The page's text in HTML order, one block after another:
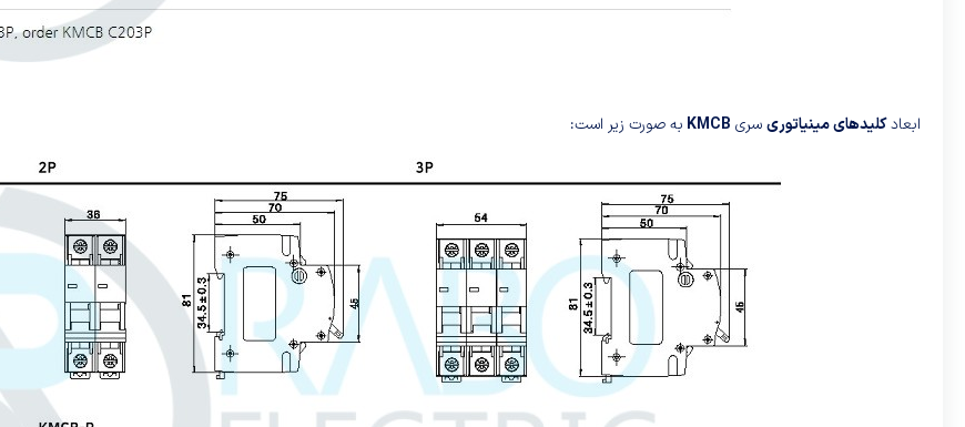
ابعادکلیدهای مینیاتوریسری KMCB به صورت زیر است: